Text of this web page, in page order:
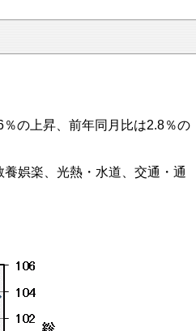
の上昇、前年同月比は2.8％の
娯楽、光熱・水道、交通・通